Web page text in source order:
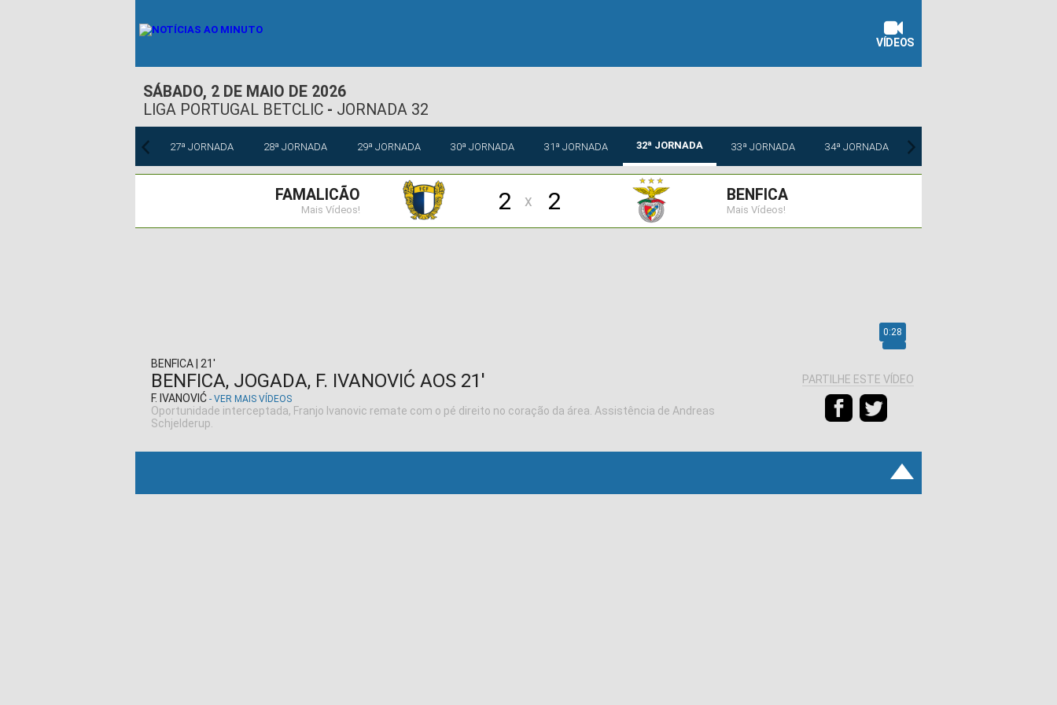
VÍDEOS
SÁBADO, 2 DE MAIO DE 2026
LIGA PORTUGAL BETCLIC - JORNADA 32
27ª JORNADA 28ª JORNADA 29ª JORNADA 30ª JORNADA 31ª JORNADA 32ª JORNADA 33ª JORNADA 34ª JORNADA
FAMALICÃO
Mais Vídeos! 2 x 2 BENFICA
Mais Vídeos!
0:28
BENFICA | 21'
BENFICA, JOGADA, F. IVANOVIĆ AOS 21'
F. IVANOVIĆ - VER MAIS VÍDEOS
Oportunidade interceptada, Franjo Ivanovic remate com o pé direito no coração da área. Assistência de Andreas
Schjelderup.
PARTILHE ESTE VÍDEO